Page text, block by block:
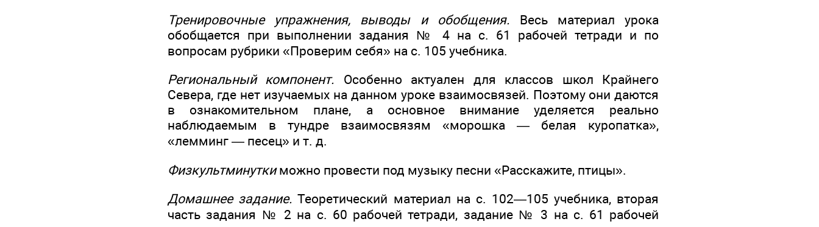
Тренировочные упражнения, выводы и обобщения. Весь материал урока
обобщается при выполнении задания № 4 на с. 61 рабочей тетради и по
вопросам рубрики «Проверим себя» на с. 105 учебника.
Региональный компонент. Особенно актуален для классов школ Крайнего
Севера, где нет изучаемых на данном уроке взаимосвязей. Поэтому они даются
в ознакомительном плане, а основное внимание уделяется реально
наблюдаемым в тундре взаимосвязям «морошка — белая куропатка»,
«лемминг — песец» и т. д.
Физкультминуткиможно провести под музыку песни «Расскажите, птицы».
Домашнее задание. Теоретический материал на с. 102—105 учебника, вторая
часть задания № 2 на с. 60 рабочей тетради, задание № 3 на с. 61 рабочей